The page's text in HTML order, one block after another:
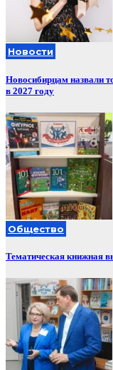
Новости
Новосибирцам назвали
в 2027 году
Общество
Тематическая книжная